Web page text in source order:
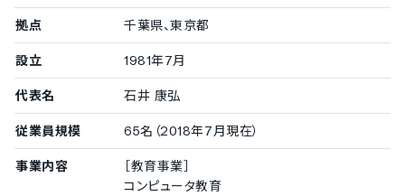
フィンランド語
フランス語
ドイツ語
イタリア語
韓国語
ノルウェー語
ポルトガル語
スペイン語
拠点 千葉県、東京都
設立 1981年7月
代表名 石井 康弘
従業員規模 65名（2018年7月現在）
事業内容
［教育事業］
コンピュータ教育